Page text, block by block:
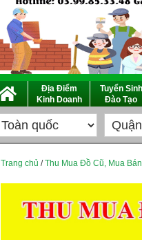
Địa Điểm
Kinh Doanh
Tuyển Sinh
Đào Tạo
Trang chủ /Thu Mua Đồ Cũ, Mua